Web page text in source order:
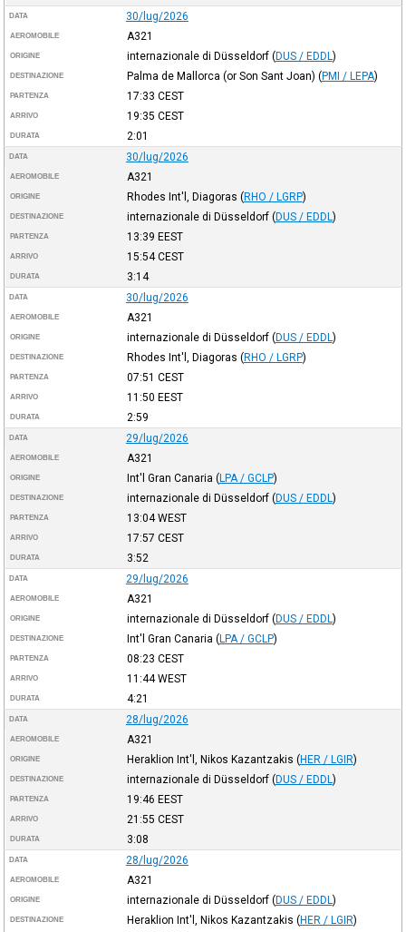
DATA 30/lug/2026
AEROMOBILE A321
ORIGINE internazionale di Düsseldorf (DUS / EDDL )
DESTINAZIONE Palma de Mallorca (or Son Sant Joan) (PMI / LEPA)
PARTENZA 17:33 CEST
ARRIVO 19:35 CEST
DURATA 2:01
DATA 30/lug/2026
AEROMOBILE A321
ORIGINE Rhodes Int'l, Diagoras (RHO / LGRP)
DESTINAZIONE internazionale di Düsseldorf (DUS / EDDL )
PARTENZA 13:39 EEST
ARRIVO 15:54CEST
DURATA 3:14
DATA 30/lug/2026
AEROMOBILE A321
ORIGINE internazionale di Düsseldorf (DUS / EDDL )
DESTINAZIONE Rhodes Int'l, Diagoras (RHO / LGRP)
PARTENZA 07:51 CEST
ARRIVO 11:50 EEST
DURATA 2:59
DATA 29/lug/2026
AEROMOBILE A321
ORIGINE Int'l Gran Canaria (LPA / GCLP)
DESTINAZIONE internazionale di Düsseldorf (DUS / EDDL )
PARTENZA 13:04WEST
ARRIVO 17:57 CEST
DURATA 3:52
DATA 29/lug/2026
AEROMOBILE A321
ORIGINE internazionale di Düsseldorf (DUS / EDDL )
DESTINAZIONE Int'l Gran Canaria (LPA / GCLP)
PARTENZA 08:23 CEST
ARRIVO 11:44WEST
DURATA 4:21
DATA 28/lug/2026
AEROMOBILE A321
ORIGINE Heraklion Int'l, Nikos Kazantzakis (HER / LGIR)
DESTINAZIONE internazionale di Düsseldorf (DUS / EDDL )
PARTENZA 19:46 EEST
ARRIVO 21:55 CEST
DURATA 3:08
DATA 28/lug/2026
AEROMOBILE A321
ORIGINE internazionale di Düsseldorf (DUS / EDDL )
DESTINAZIONE Heraklion Int'l, Nikos Kazantzakis (HER / LGIR)